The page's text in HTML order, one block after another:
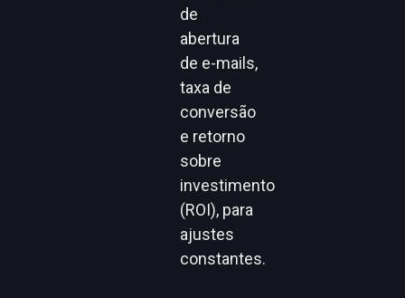
de
abertura
de e-mails,
taxa de
conversão
e retorno
sobre
investimento
(ROI), para
ajustes
constantes.